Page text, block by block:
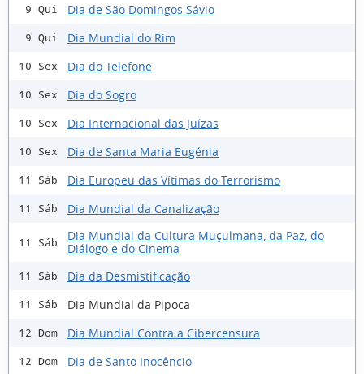
9 Qui Dia de São Domingos Sávio
9 Qui Dia Mundial do Rim
10 Sex Dia do Telefone
10 Sex Dia do Sogro
10 Sex Dia Internacional das Juízas
10 Sex Dia de Santa Maria Eugénia
11 Sáb Dia Europeu das Vítimas do Terrorismo
11 Sáb Dia Mundial da Canalização
11 Sáb
Dia Mundial da Cultura Muçulmana, da Paz, do
Diálogo e do Cinema
11 Sáb Dia da Desmistificação
11 Sáb Dia Mundial da Pipoca
12 Dom Dia Mundial Contra a Cibercensura
12 Dom Dia de Santo Inocêncio